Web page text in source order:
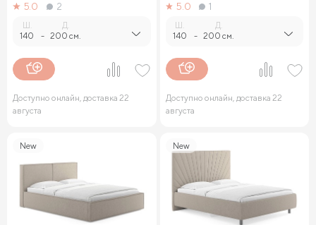
5.0
2
140 -
Д.
200 см.
Доступно онлайн, доставка 22
августа
5.0
1
140 -
Д.
200 см.
Доступно онлайн, доставка 22
августа
New New